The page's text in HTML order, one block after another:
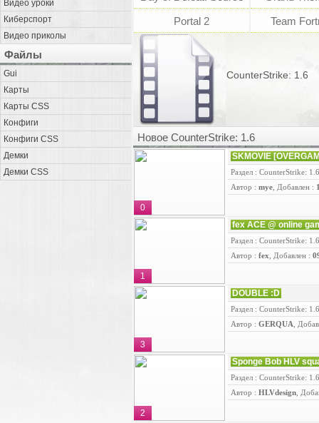
Видео уроки
Киберспорт
Видео приколы
Файлы
Gui
Карты
Карты CSS
Конфиги
Конфиги CSS
Демки
Демки CSS
Portal 2
Team
CounterStrike: 1.6
Новое CounterStrike: 1.6
0
SKMOVIE
Раздел : CounterStrike: 1.6
Автор : mye , Добавлен :
1
fex ACE @ online
Раздел : CounterStrike: 1.6
Автор : fex , Добавлен :
3
DOUBLE :D
Раздел : CounterStrike: 1.6
Автор : GERQUA ,
2
Sponge Bob HLV
Раздел : CounterStrike: 1.6
Автор : HLVdesign ,